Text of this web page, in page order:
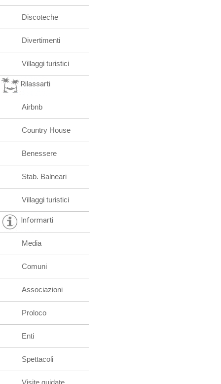
Discoteche
Divertimenti
Villaggi turistici
Rilassarti
Airbnb
Country House
Benessere
Stab. Balneari
Villaggi turistici
Informarti
Media
Comuni
Associazioni
Proloco
Enti
Spettacoli
Visite guidate